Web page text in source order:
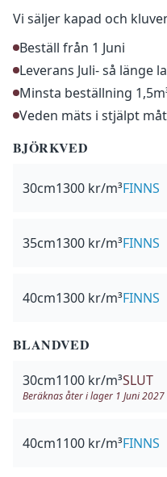
Vi säljer kapad och
Beställ från 1 Juni
Leverans Juli- så länge
Minsta beställning
Veden mäts i stjälpt
BJÖRKVED
30cm1300 kr/m³FINNS
35cm1300 kr/m³FINNS
40cm1300 kr/m³FINNS
BLANDVED
30cm1100 kr/m³SLUT
Beräknas åter i lager 1 Juni 2027
40cm1100 kr/m³FINNS